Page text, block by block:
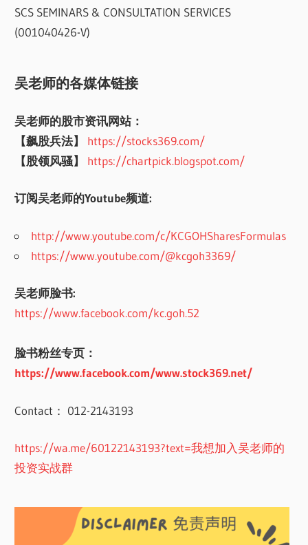
SCS SEMINARS & CONSULTATION SERVICES
(001040426-V)
吴老师的各媒体链接
吴老师的股市资讯网站：
【飙股兵法】
https://stocks369.com/
【股领风骚】
https://chartpick.blogspot.com/
订阅吴老师的Youtube频道:
http://www.youtube.com/c/KCGOHSharesFormulas
https://www.youtube.com/@kcgoh3369/
吴老师脸书:
https://www.facebook.com/kc.goh.52
脸书粉丝专页：
https://www.facebook.com/www.stock369.net/
Contact： 012-2143193
https://wa.me/60122143193?text=我想加入吴老师的
投资实战群